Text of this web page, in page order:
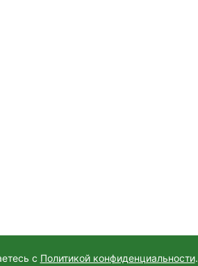
с Политикой конфиденциальности.
Петербург